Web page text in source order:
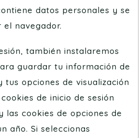
datos personales y se
navegador.
también instalaremos
guardar tu información de
tus opciones de visualización
de inicio de sesión
las cookies de opciones de
año. Si seleccionas